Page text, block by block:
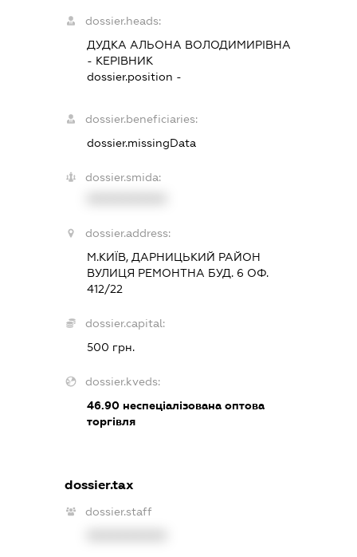
dossier.heads:
ДУДКА АЛЬОНА ВОЛОДИМИРІВНА
- КЕРІВНИК
dossier.position -
dossier.beneficiaries:
dossier.missingData
dossier.smida:
dossier.address:
М.КИЇВ, ДАРНИЦЬКИЙ РАЙОН
ВУЛИЦЯ РЕМОНТНА БУД. 6 ОФ.
412/22
dossier.capital:
500 грн.
dossier.kveds:
46.90неспеціалізована оптова
торгівля
dossier.tax
dossier.staff